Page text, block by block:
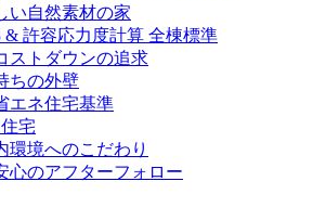
い自然素材の家
& 許容応力度計算 全棟標準
ストダウンの追求
ちの外壁
エネ住宅基準
宅
環境へのこだわり
心のアフターフォロー